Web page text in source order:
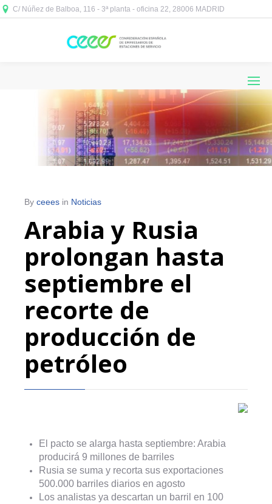
C/ Núñez de Balboa, 116 - 3ª planta - oficina 22, 28006 MADRID
By ceees in Noticias
Arabia y Rusia
prolongan hasta
septiembre el
recorte de
producción de
petróleo
El pacto se alarga hasta septiembre: Arabia
producirá 9 millones de barriles
Rusia se suma y recorta sus exportaciones
500.000 barriles diarios en agosto
Los analistas ya descartan un barril en 100